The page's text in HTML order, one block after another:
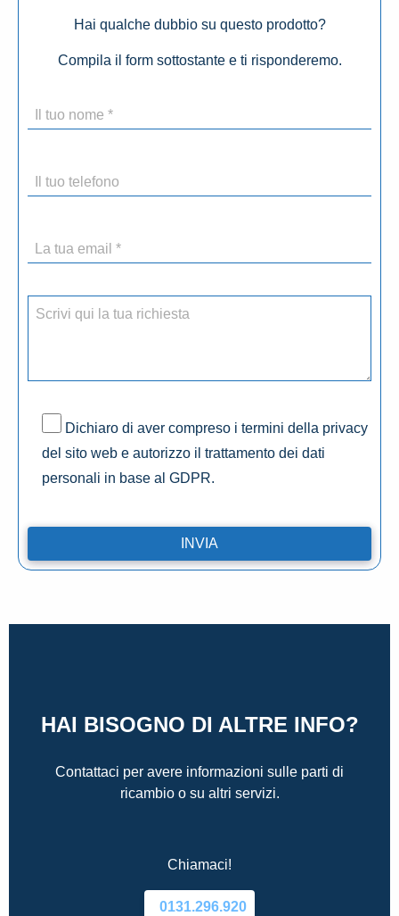
Hai qualche dubbio su questo prodotto?
Compila il form sottostante e ti risponderemo.
Dichiaro di aver compreso i termini della privacy
del sito web e autorizzo il trattamento dei dati
personali in base al GDPR.
HAI BISOGNO DI ALTRE INFO?
Contattaci per avere informazioni sulle parti di
ricambio o su altri servizi.
Chiamaci!
0131.296.920